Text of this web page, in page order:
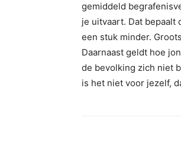
gemiddeld
je uitvaart. Dat bepaalt
een stuk minder.
Daarnaast geldt hoe
de bevolking zich niet
is het niet voor jezelf,